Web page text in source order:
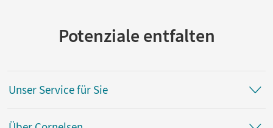
Potenziale entfalten
Unser Service für Sie